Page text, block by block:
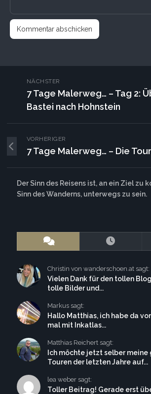
NÄCHSTER
7 Tage Malerweg… – Tag 2:
Bastei nach Hohnstein
VORHERIGER
7 Tage Malerweg… – Die Tour
Der Sinn des Reisens ist, an ein Ziel zu
Sinn des Wanderns, unterwegs zu sein.
Christin von wanderschoen.at sagt:
Vielen Dank für den tollen
tolle Bilder und...
Markus sagt:
Hallo Matthias, ich habe da
mal mit Inkatlas...
Matthias Reichert sagt:
Ich möchte jetzt selber
Touren der letzten Jahre auf...
lea weber sagt:
Toller Beitrag! Gerade erst